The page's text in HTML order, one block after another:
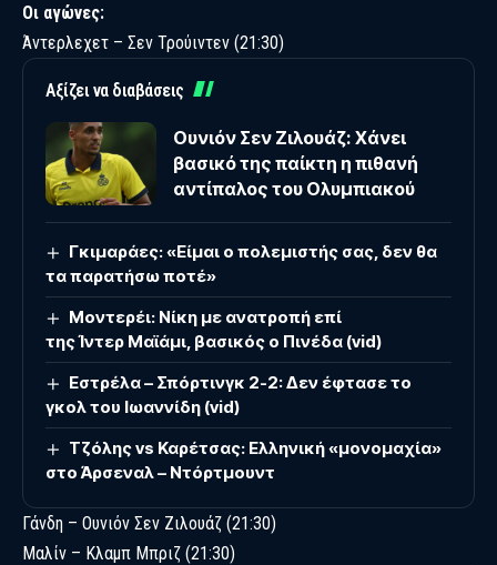
Οι αγώνες:
Άντερλεχετ – Σεν Τρούιντεν (21:30)
Αξίζει να διαβάσεις
Ουνιόν Σεν Ζιλουάζ: Χάνει
βασικό της παίκτη η πιθανή
αντίπαλος του Ολυμπιακού
Γκιμαράες: «Είμαι ο πολεμιστής σας, δεν θα
τα παρατήσω ποτέ»
Μοντερέι: Νίκη με ανατροπή επί
της Ίντερ Μαϊάμι, βασικός ο Πινέδα (vid)
Εστρέλα – Σπόρτινγκ 2-2: Δεν έφτασε το
γκολ του Ιωαννίδη (vid)
Τζόλης vs Καρέτσας: Ελληνική «μονομαχία»
στο Άρσεναλ – Ντόρτμουντ
Γάνδη – Ουνιόν Σεν Ζιλουάζ (21:30)
Μαλίν – Κλαμπ Μπριζ (21:30)